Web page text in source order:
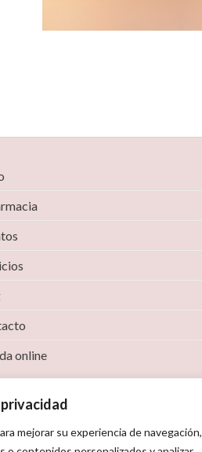
mejorar su experiencia de navegación,
online